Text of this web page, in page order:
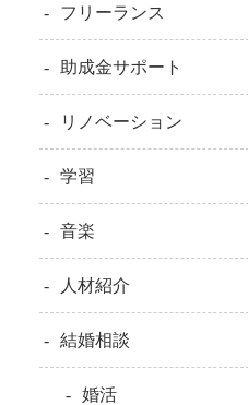
フリーランス
助成金サポート
リノベーション
学習
音楽
人材紹介
結婚相談
婚活